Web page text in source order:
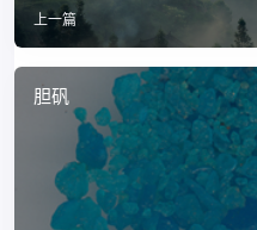
上一篇
胆矾